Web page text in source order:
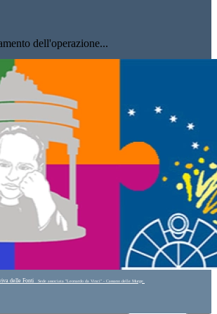
dell'operazione...
delle Fonti Sede associata "Leonardo da Vinci" - Cassano delle Murge